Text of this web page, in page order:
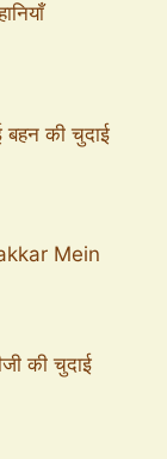
की चुदाई
Mein
की चुदाई